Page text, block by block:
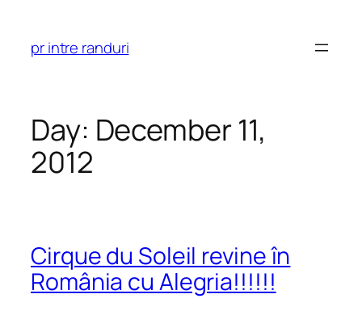
content
pr intre randuri
Day: December 11,
2012
Cirque du Soleil revine în
România cu Alegria!!!!!!